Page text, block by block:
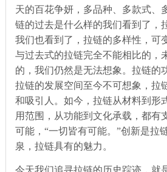
天的百花争妍，多品种、多款式、
链的过去是什么样的我们看到了，
我们也看到了，拉链的多样性，可
与过去式的拉链完全不能相比的，
的，我们仍然是无法想象。拉链的
拉链的发展空间至今不可想象，拉
和吸引人。如今，拉链从材料到形
用范围，从功能到文化承载，都有
可能，“一切皆有可能。”创新是拉
泉，拉链具有的魅力。
今天我们追寻拉链的历史踪迹，就